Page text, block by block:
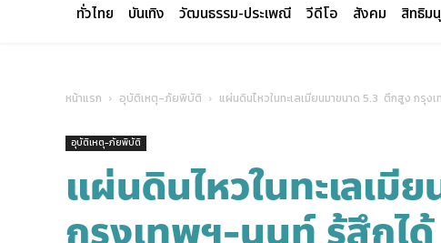
ทั่วไทย
บันเทิง วัฒนธรรม-ประเพณี วีดีโอ สังคม สิทธิม
หน้าแรก อุบัติเหตุ-ภัยพิบัติ แผ่นดินไหวในทะเลเมียนมาขนาด 5.3 ตึกสูง กรุง
อุบัติเหตุ-ภัยพิบัติ
แผ่นดินไหวในทะเลเ